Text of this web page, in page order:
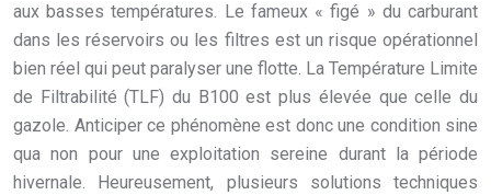
aux basses températures. Le fameux « figé » du carburant
dans les réservoirs ou les filtres est un risque opérationnel
bien réel qui peut paralyser une flotte. La Température Limite
de Filtrabilité (TLF) du B100 est plus élevée que celle du
gazole. Anticiper ce phénomène est donc une condition sine
qua non pour une exploitation sereine durant la période
hivernale. Heureusement, plusieurs solutions techniques